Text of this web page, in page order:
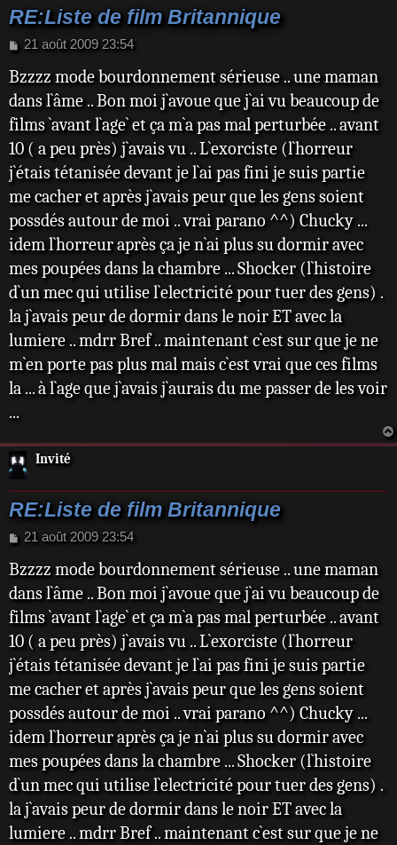
RE:Liste de film Britannique
M
s
a
g
e
21 août 2009 23:54
Bzzzz mode bourdonnement sérieuse .. une maman
dans l`âme .. Bon moi j`avoue que j`ai vu beaucoup de
films `avant l`age` et ça m`a pas mal perturbée .. avant
10 ( a peu près) j`avais vu .. L`exorciste (l`horreur
j`étais tétanisée devant je l`ai pas fini je suis partie
me cacher et après j`avais peur que les gens soient
possdés autour de moi .. vrai parano ^^) Chucky ...
idem l`horreur après ça je n`ai plus su dormir avec
mes poupées dans la chambre ... Shocker (l`histoire
d`un mec qui utilise l`electricité pour tuer des gens) .
la j`avais peur de dormir dans le noir ET avec la
lumiere .. mdrr Bref .. maintenant c`est sur que je ne
m`en porte pas plus mal mais c`est vrai que ces films
la ... à l`age que j`avais j`aurais du me passer de les voir
...
Invité
RE:Liste de film Britannique
M
s
a
g
e
21 août 2009 23:54
Bzzzz mode bourdonnement sérieuse .. une maman
dans l`âme .. Bon moi j`avoue que j`ai vu beaucoup de
films `avant l`age` et ça m`a pas mal perturbée .. avant
10 ( a peu près) j`avais vu .. L`exorciste (l`horreur
j`étais tétanisée devant je l`ai pas fini je suis partie
me cacher et après j`avais peur que les gens soient
possdés autour de moi .. vrai parano ^^) Chucky ...
idem l`horreur après ça je n`ai plus su dormir avec
mes poupées dans la chambre ... Shocker (l`histoire
d`un mec qui utilise l`electricité pour tuer des gens) .
la j`avais peur de dormir dans le noir ET avec la
lumiere .. mdrr Bref .. maintenant c`est sur que je ne